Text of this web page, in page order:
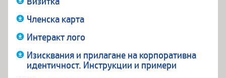
Членска карта
Интеракт лого
Изисквания и прилагане на корпоративна
идентичност. Инструкции и примери